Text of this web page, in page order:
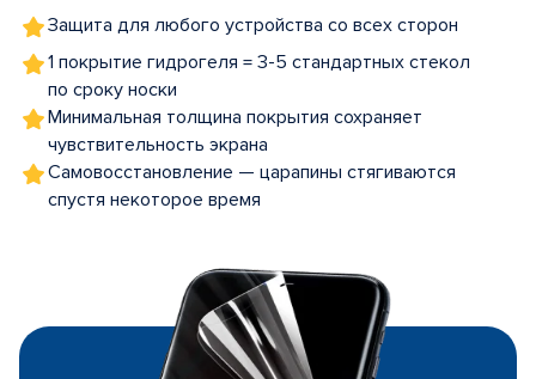
Защита для любого устройства со всех сторон
1 покрытие гидрогеля = 3-5 стандартных стекол
по сроку носки
Минимальная толщина покрытия сохраняет
чувствительность экрана
Самовосстановление — царапины стягиваются
спустя некоторое время